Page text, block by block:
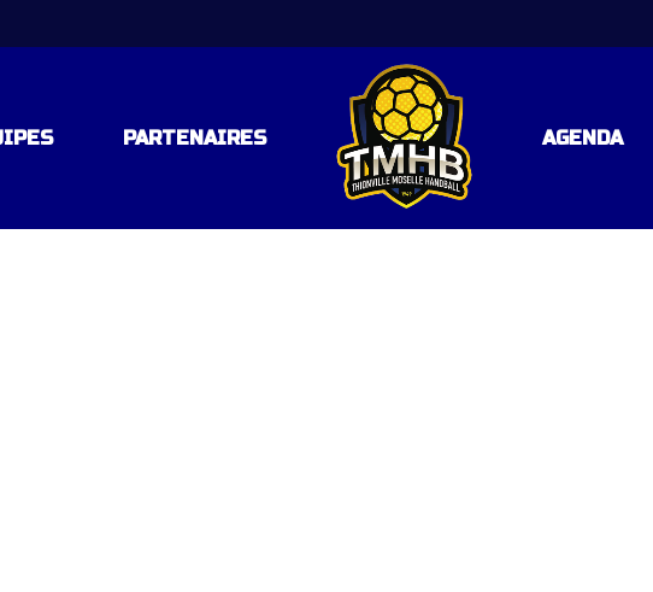
RÉGIONALE – POULE 2
REGIONAL
PARTENAIRES AGENDA